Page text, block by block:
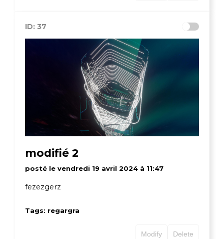
ID: 37
modifié 2
posté le vendredi 19 avril 2024 à 11:47
fezezgerz
Tags: regargra
Modify Delete